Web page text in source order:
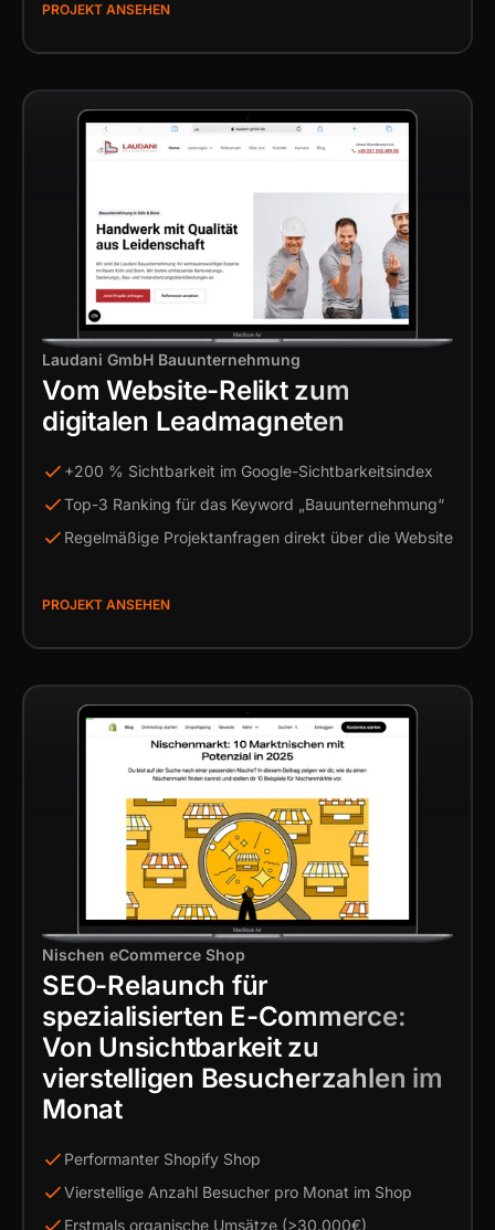
PROJEKT ANSEHEN
Laudani GmbH Bauunternehmung
Vom Website-Relikt zum
digitalen Leadmagneten
+200 % Sichtbarkeit im Google-Sichtbarkeitsindex
Top-3 Ranking für das Keyword „Bauunternehmung“
Regelmäßige Projektanfragen direkt über die Website
PROJEKT ANSEHEN
Nischen eCommerce Shop
SEO-Relaunch für
spezialisierten E-Commerce:
Von Unsichtbarkeit zu
vierstelligen Besucherzahlen im
Monat
Performanter Shopify Shop
Vierstellige Anzahl Besucher pro Monat im Shop
Erstmals organische Umsätze (>30.000€)